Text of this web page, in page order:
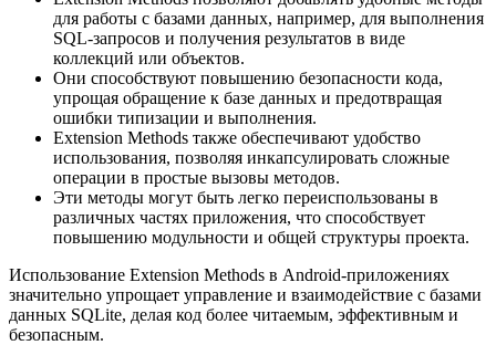
для работы с базами данных, например, для выполнения
SQL-запросов и получения результатов в виде
коллекций или объектов.
Они способствуют повышению безопасности кода,
упрощая обращение к базе данных и предотвращая
ошибки типизации и выполнения.
Extension Methods также обеспечивают удобство
использования, позволяя инкапсулировать сложные
операции в простые вызовы методов.
Эти методы могут быть легко переиспользованы в
различных частях приложения, что способствует
повышению модульности и общей структуры проекта.
Использование Extension Methods в Android-приложениях
значительно упрощает управление и взаимодействие с базами
данных SQLite, делая код более читаемым, эффективным и
безопасным.